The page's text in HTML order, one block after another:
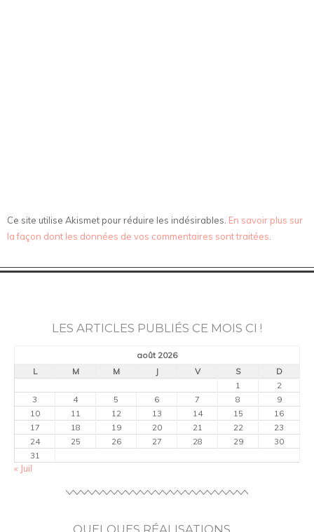
Ce site utilise Akismet pour réduire les indésirables. En savoir plus sur
la façon dont les données de vos commentaires sont traitées
LES ARTICLES PUBLIÉS CE MOIS CI !
août 2026
L
M M J V S
D
1
2
3
4 5 6 7 8
9
10
11 12 13 14 15
16
17
18 19 20 21 22
23
24
25 26 27 28 29
30
31
« Juil
QUELQUES RÉALISATIONS …